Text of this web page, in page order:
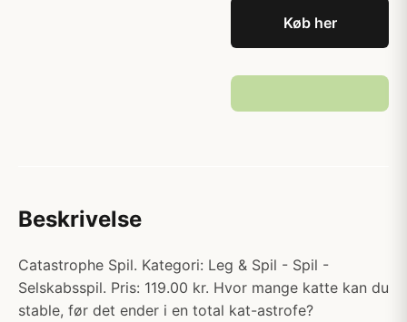
Køb her
Beskrivelse
Catastrophe Spil. Kategori: Leg & Spil - Spil -
Selskabsspil. Pris: 119.00 kr. Hvor mange katte kan du
stable, før det ender i en total kat-astrofe?